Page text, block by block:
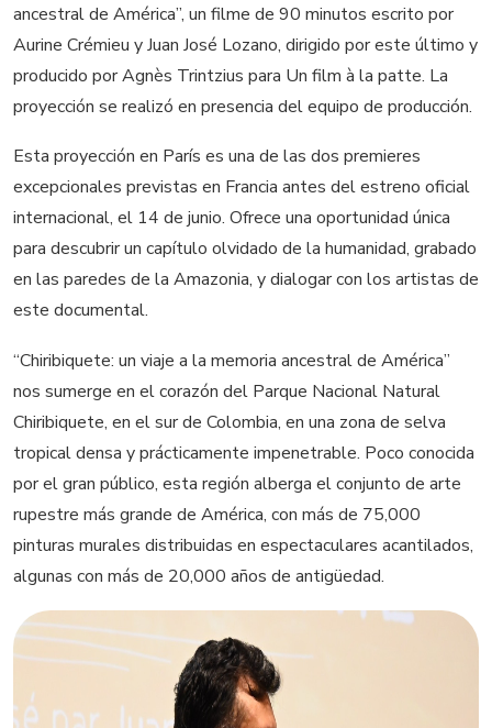
ancestral de América”, un filme de 90 minutos escrito por
Aurine Crémieu y Juan José Lozano, dirigido por este último y
producido por Agnès Trintzius para Un film à la patte. La
proyección se realizó en presencia del equipo de producción.
Esta proyección en París es una de las dos premieres
excepcionales previstas en Francia antes del estreno oficial
internacional, el 14 de junio. Ofrece una oportunidad única
para descubrir un capítulo olvidado de la humanidad, grabado
en las paredes de la Amazonia, y dialogar con los artistas de
este documental.
“Chiribiquete: un viaje a la memoria ancestral de América”
nos sumerge en el corazón del Parque Nacional Natural
Chiribiquete, en el sur de Colombia, en una zona de selva
tropical densa y prácticamente impenetrable. Poco conocida
por el gran público, esta región alberga el conjunto de arte
rupestre más grande de América, con más de 75,000
pinturas murales distribuidas en espectaculares acantilados,
algunas con más de 20,000 años de antigüedad.